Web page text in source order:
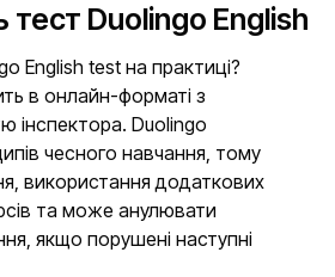
тест Duolingo English
Еnglish test на практиці?
в онлайн-форматі з
інспектора. Duolingo
чесного навчання, тому
використання додаткових
та може анулювати
якщо порушені наступні